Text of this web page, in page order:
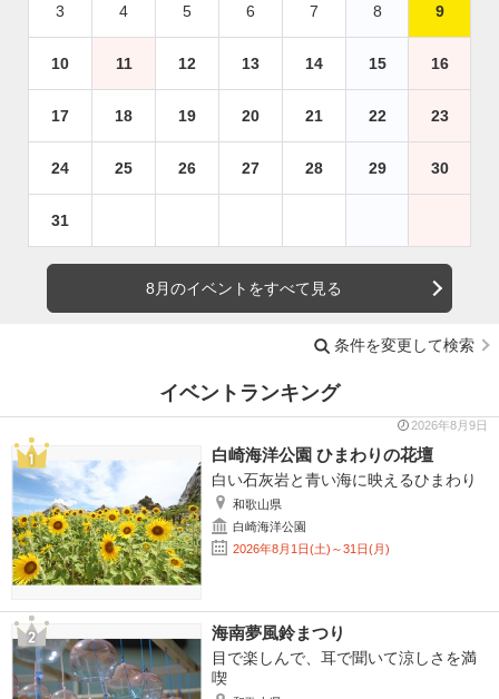
3 4 5 6 7 8 9
10 11 12 13 14 15 16
17 18 19 20 21 22 23
24 25 26 27 28 29 30
31
8月のイベントをすべて見る
条件を変更して検索
イベントランキング
2026年8月9日
白崎海洋公園 ひまわりの花壇
白い石灰岩と青い海に映えるひまわり
和歌山県
白崎海洋公園
2026年8月1日(土)～31日(月)
海南夢風鈴まつり
目で楽しんで、耳で聞いて涼しさを満
喫